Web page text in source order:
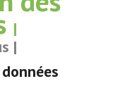
|
|